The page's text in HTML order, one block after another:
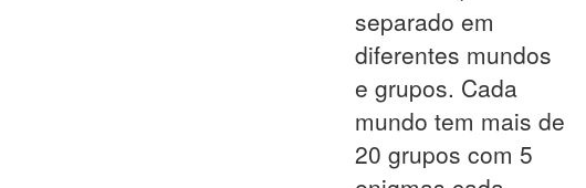
separado em
diferentes mundos
e grupos. Cada
mundo tem mais de
20 grupos com 5